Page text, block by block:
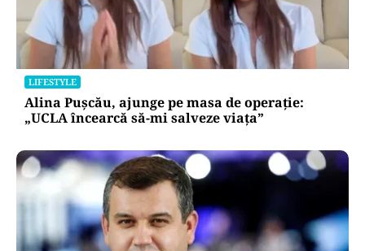
LIFESTYLE
Alina Pușcău, ajunge pe masa de operație:
„UCLA încearcă să-mi salveze viața”